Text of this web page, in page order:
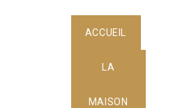
ACCUEIL
LA
MAISON